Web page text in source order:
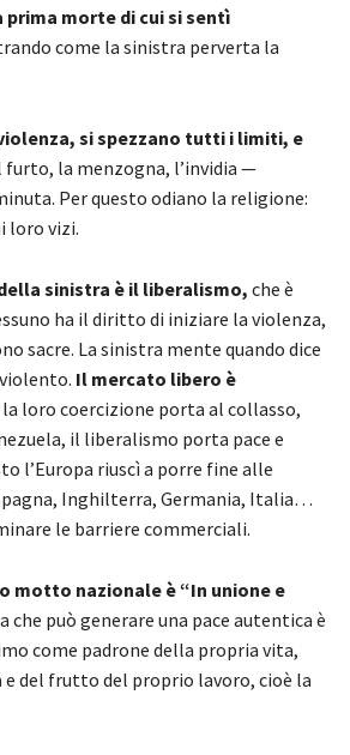
prima morte di cui si sentì
come la sinistra perverta la
si spezzano tutti i limiti, e
la menzogna, l’invidia —
Per questo odiano la religione:
loro vizi.
sinistra è il liberalismo, che è
ha il diritto di iniziare la violenza,
sacre. La sinistra mente quando dice
Il mercato libero è
loro coercizione porta al collasso,
il liberalismo porta pace e
l’Europa riuscì a porre fine alle
Inghilterra, Germania, Italia…
le barriere commerciali.
motto nazionale è “In unione e
che può generare una pace autentica è
come padrone della propria vita,
del frutto del proprio lavoro, cioè la